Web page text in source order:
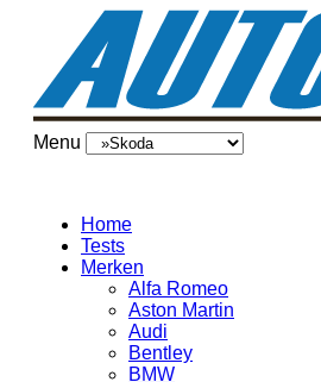
Menu
Home
Tests
Merken
Alfa Romeo
Aston Martin
Audi
Bentley
BMW